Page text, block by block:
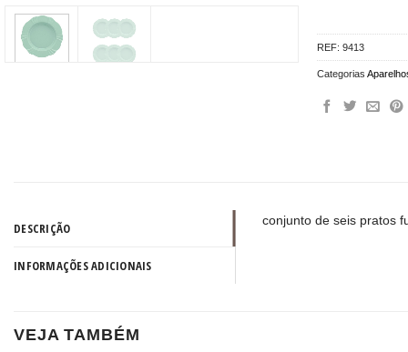
REF:9413
Categorias
DESCRIÇÃO
INFORMAÇÕES ADICIONAIS
conjunto de seis pratos
VEJA TAMBÉM